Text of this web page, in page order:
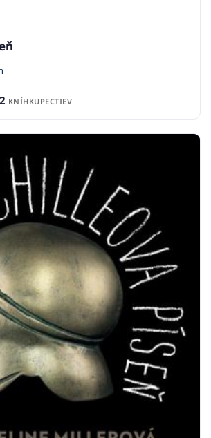
2 KNÍHKUPECTIEV